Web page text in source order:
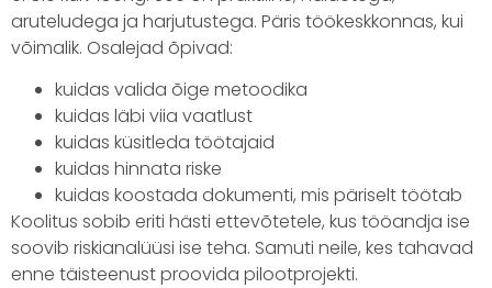
aruteludega ja harjutustega. Päris töökeskkonnas, kui
võimalik. Osalejad õpivad:
kuidas valida õige metoodika
kuidas läbi viia vaatlust
kuidas küsitleda töötajaid
kuidas hinnata riske
kuidas koostada dokumenti, mis päriselt töötab
Koolitus sobib eriti hästi ettevõtetele, kus tööandja ise
soovib riskianalüüsi ise teha. Samuti neile, kes tahavad
enne täisteenust proovida pilootprojekti.